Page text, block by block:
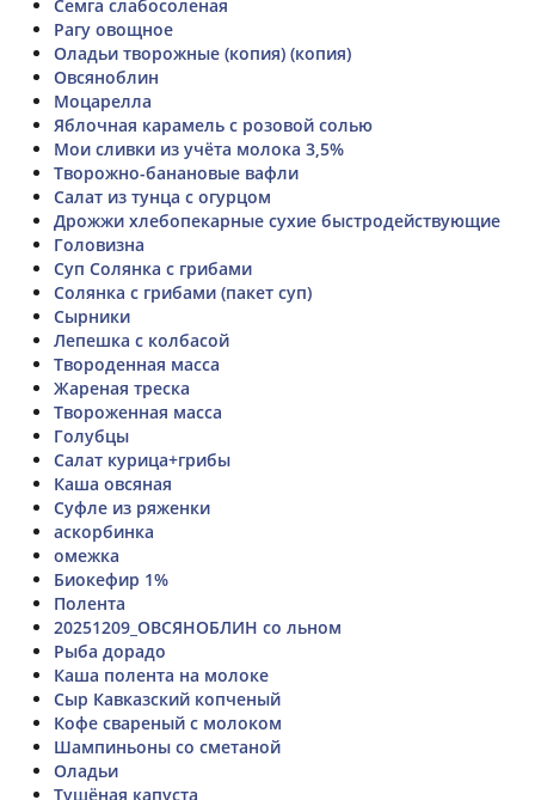
Семга слабосоленая
Рагу овощное
Оладьи творожные (копия) (копия)
Овсяноблин
Моцарелла
Яблочная карамель с розовой солью
Мои сливки из учёта молока 3,5%
Творожно-банановые вафли
Салат из тунца с огурцом
Дрожжи хлебопекарные сухие быстродействующие
Головизна
Суп Солянка с грибами
Солянка с грибами (пакет суп)
Сырники
Лепешка с колбасой
Твороденная масса
Жареная треска
Твороженная масса
Голубцы
Салат курица+грибы
Каша овсяная
Суфле из ряженки
аскорбинка
омежка
Биокефир 1%
Полента
20251209_ОВСЯНОБЛИН со льном
Рыба дорадо
Каша полента на молоке
Сыр Кавказский копченый
Кофе свареный с молоком
Шампиньоны со сметаной
Оладьи
Тушёная капуста